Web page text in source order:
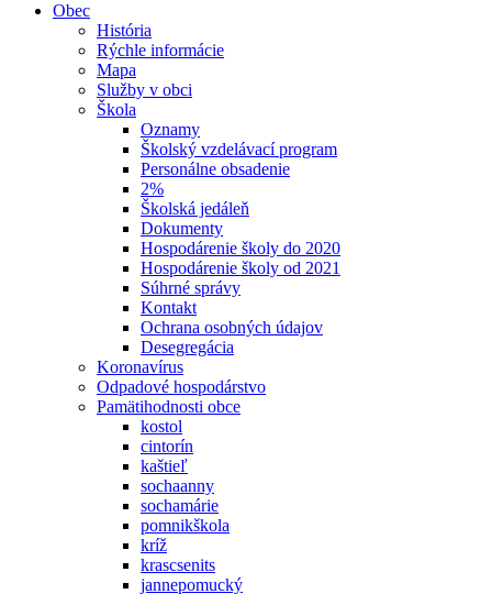
Obec
História
Rýchle informácie
Mapa
Služby v obci
Škola
Oznamy
Školský vzdelávací program
Personálne obsadenie
2%
Školská jedáleň
Dokumenty
Hospodárenie školy do 2020
Hospodárenie školy od 2021
Súhrné správy
Kontakt
Ochrana osobných údajov
Desegregácia
Koronavírus
Odpadové hospodárstvo
Pamätihodnosti obce
kostol
cintorín
kaštieľ
sochaanny
sochamárie
pomnikškola
kríž
krascsenits
jannepomucký